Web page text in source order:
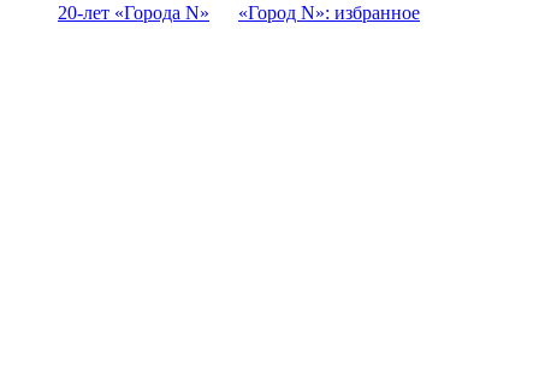
20-лет «Города N» «Город N»: избранное